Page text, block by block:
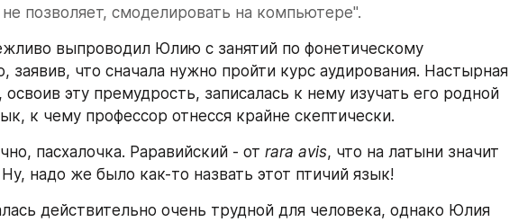
не позволяет, смоделировать на компьютере".
выпроводил Юлию с занятий по фонетическому
заявив, что сначала нужно пройти курс аудирования. Настырная
освоив эту премудрость, записалась к нему изучать его родной
к чему профессор отнесся крайне скептически.
пасхалочка. Раравийский - от rara avis, что на латыни значит
надо же было как-то назвать этот птичий язык!
действительно очень трудной для человека, однако Юлия